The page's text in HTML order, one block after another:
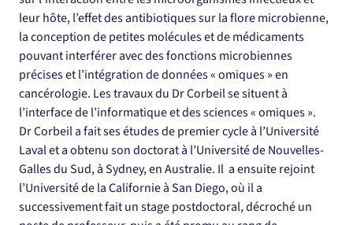
leur hôte, l’effet des antibiotiques sur la flore microbienne,
la conception de petites molécules et de médicaments
pouvant interférer avec des fonctions microbiennes
précises et l’intégration de données « omiques » en
cancérologie. Les travaux du Dr Corbeil se situent à
l’interface de l’informatique et des sciences « omiques ».
Dr Corbeil a fait ses études de premier cycle à l’Université
Laval et a obtenu son doctorat à l’Université de Nouvelles-
Galles du Sud, à Sydney, en Australie. Il  a ensuite rejoint
l’Université de la Californie à San Diego, où il a
successivement fait un stage postdoctoral, décroché un